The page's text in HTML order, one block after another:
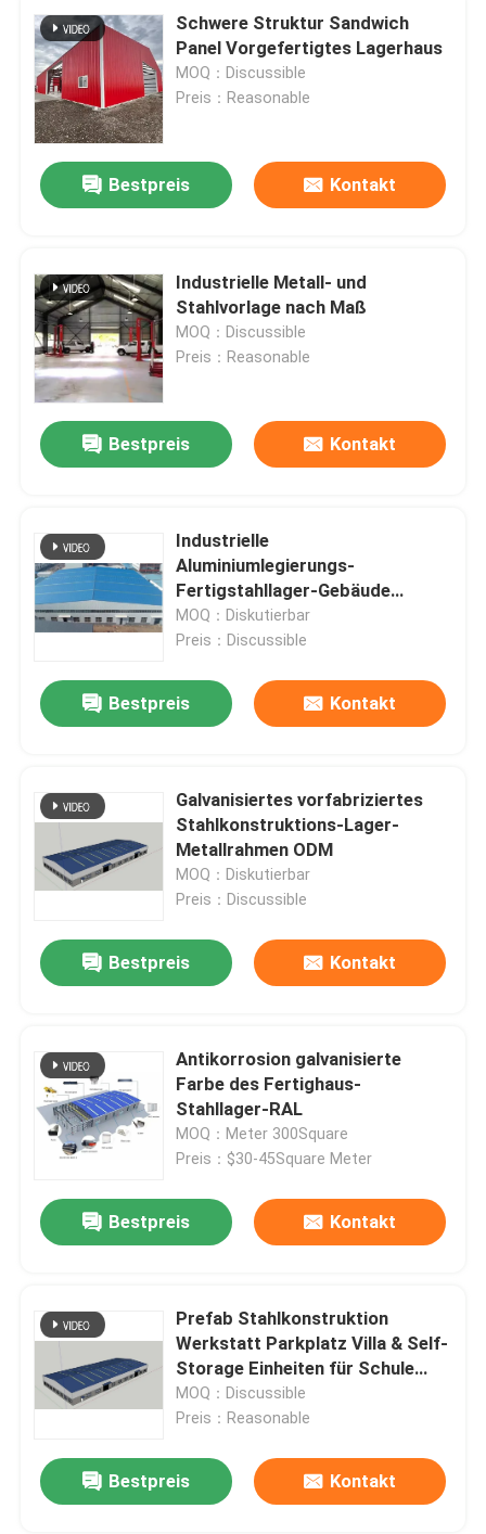
Schwere Struktur Sandwich
Panel Vorgefertigtes Lagerhaus
MOQ：Discussible
Preis：Reasonable
Bestpreis Kontakt
Industrielle Metall- und
Stahlvorlage nach Maß
MOQ：Discussible
Preis：Reasonable
Bestpreis Kontakt
Industrielle
Aluminiumlegierungs-
Fertigstahllager-Gebäude
kundengerecht
MOQ：Diskutierbar
Preis：Discussible
Bestpreis Kontakt
Galvanisiertes vorfabriziertes
Stahlkonstruktions-Lager-
Metallrahmen ODM
MOQ：Diskutierbar
Preis：Discussible
Bestpreis Kontakt
Antikorrosion galvanisierte
Farbe des Fertighaus-
Stahllager-RAL
MOQ：Meter 300Square
Preis：$30-45Square Meter
Bestpreis Kontakt
Prefab Stahlkonstruktion
Werkstatt Parkplatz Villa & Self-
Storage Einheiten für Schule
Fitnessstudio Stahl Hangar
Metall Gebäude Lager
MOQ：Discussible
Preis：Reasonable
Bestpreis Kontakt